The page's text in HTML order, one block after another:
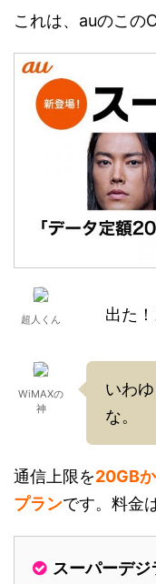
これは、auのこの
超人くん 出た
WiMAXの
神
いわ
な。
通信上限を20GB
プランです。料金
スーパーデ